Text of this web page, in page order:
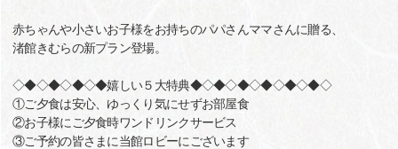
赤ちゃんや小さいお子様をお持ちのパパさんママさんに贈る、
渚館きむらの新プラン登場。
◇◆◇◆◇◆◇◆嬉しい５大特典◆◇◆◇◆◇◆◇◆◇◆◇
①ご夕食は安心、ゆっくり気にせずお部屋食
②お子様にご夕食時ワンドリンクサービス
③ご予約の皆さまに当館ロビーにございます